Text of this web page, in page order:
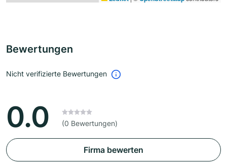
Bewertungen
Nicht verifizierte Bewertungen
0.0 (0 Bewertungen)
Firma bewerten